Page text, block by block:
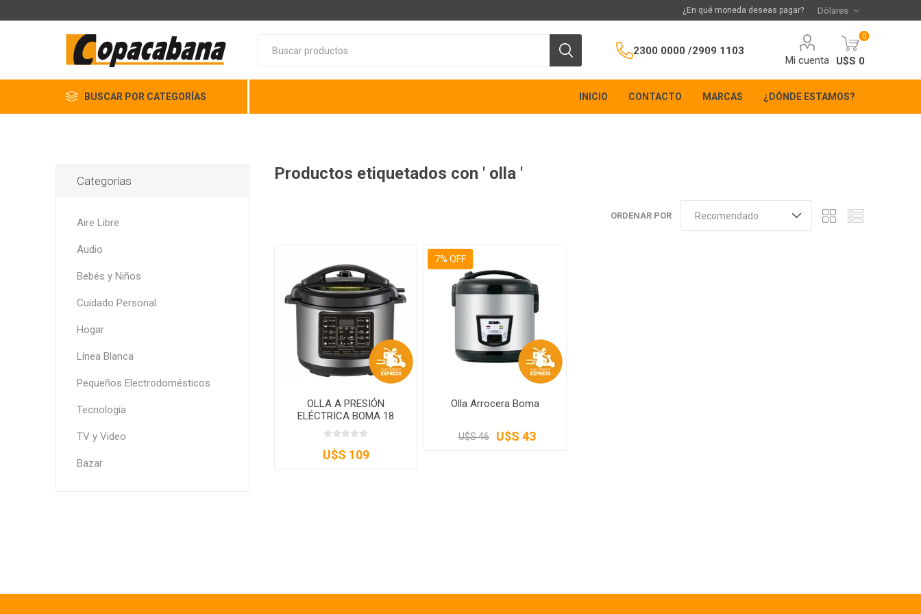
¿En qué moneda deseas pagar?
2300 0000 /2909 1103
Mi cuenta
0
U$S 0
BUSCAR POR CATEGORÍAS INICIO CONTACTO MARCAS ¿DÓNDE ESTAMOS?
Productos etiquetados con ' olla '
ORDENAR POR
OLLA A PRESIÓN
ELÉCTRICA BOMA 18
FUNCIONES
U$S 109
7% OFF
Olla Arrocera Boma
U$S 46 U$S 43
Categorías
Aire Libre
Audio
Bebés y Niños
Cuidado Personal
Hogar
Línea Blanca
Pequeños Electrodomésticos
Tecnología
TV y Video
Bazar